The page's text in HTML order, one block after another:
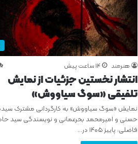
هنرمند 14 ساعت پیش
انتشار نخستین جزئیات از نمایش
تلفیقی «سوگ سیاووش»
نمایش «سوگ سیاووش» به کارگردانی مشترک سیده
حسنی و امیرمحمد بحرعمانی و نویسندگی سید
فاضلی، پاییز ۱۴۰۵ در…